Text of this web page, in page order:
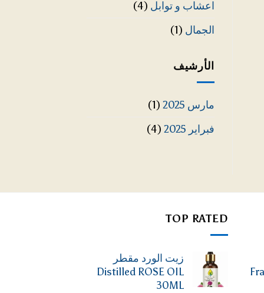
اعشاب و توابل (4)
الجمال (1)
الأرشيف
مارس 2025
(1)
فبراير 2025
(4)
TOP RATED
زيت الورد مقطر
Distilled ROSE OIL
30ML